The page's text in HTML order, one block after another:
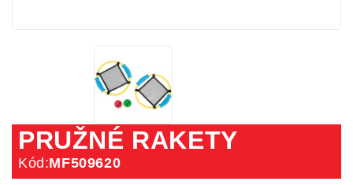
PRUŽNÉ RAKETY
Kód:MF509620